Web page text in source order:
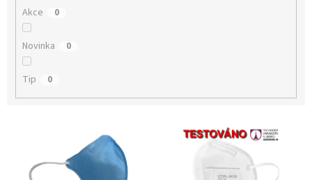
Akce 0
Novinka 0
Tip 0